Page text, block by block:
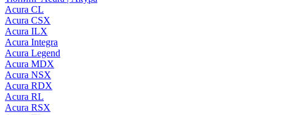
Acura CL
Acura CSX
Acura ILX
Acura Integra
Acura Legend
Acura MDX
Acura NSX
Acura RDX
Acura RL
Acura RSX